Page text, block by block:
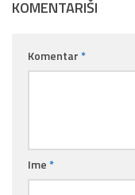
KOMENTARIŠI
Komentar *
Ime *